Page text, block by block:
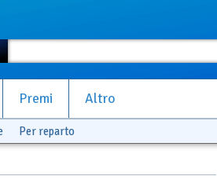
Premi Altro
Per reparto